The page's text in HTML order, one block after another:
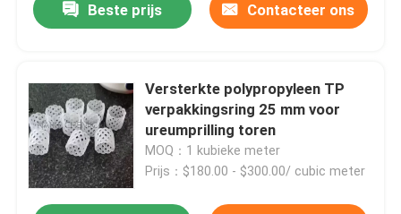
Beste prijs Contacteer ons
Versterkte polypropyleen TP
verpakkingsring 25 mm voor
ureumprilling toren
MOQ：1 kubieke meter
Prijs：$180.00 - $300.00/ cubic meter